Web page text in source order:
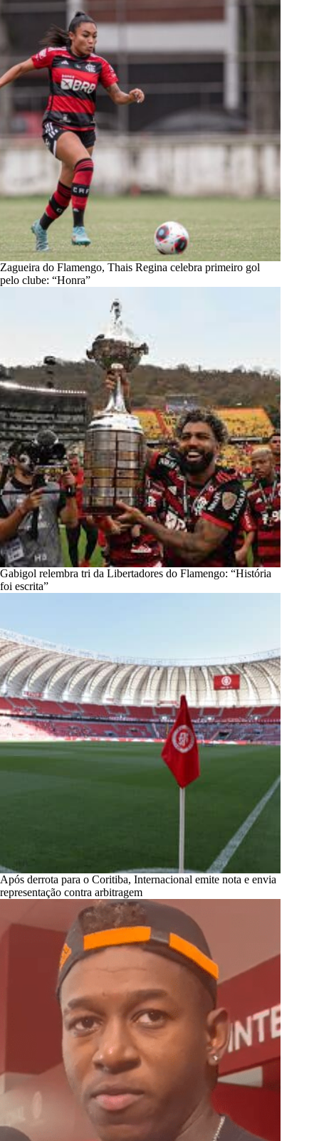
Zagueira do Flamengo, Thais Regina celebra primeiro gol
pelo clube: “Honra”
Gabigol relembra tri da Libertadores do Flamengo: “História
foi escrita”
Após derrota para o Coritiba, Internacional emite nota e envia
representação contra arbitragem